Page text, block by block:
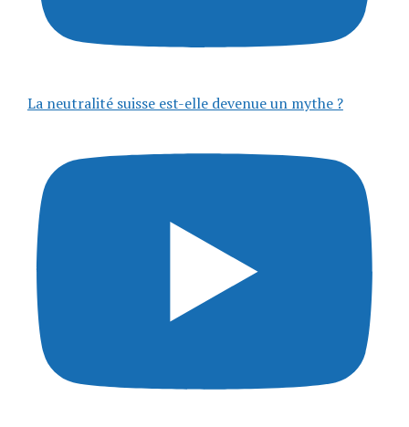
La neutralité suisse est-elle devenue un mythe ?